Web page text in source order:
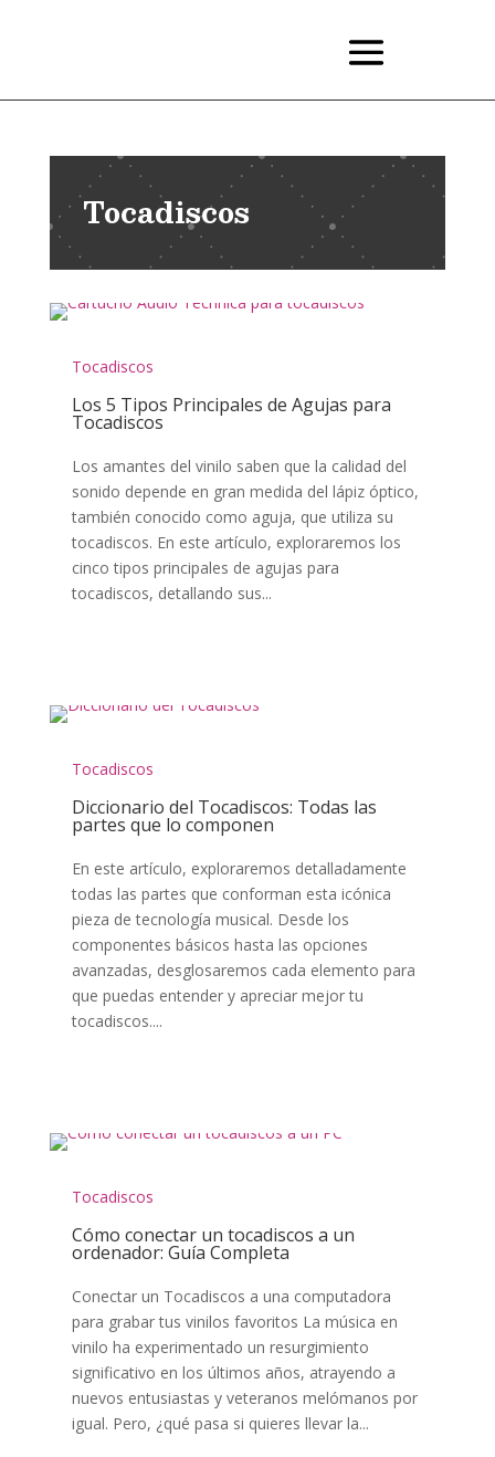
Tocadiscos
Tocadiscos
Los 5 Tipos Principales de Agujas para
Tocadiscos
Los amantes del vinilo saben que la calidad del
sonido depende en gran medida del lápiz óptico,
también conocido como aguja, que utiliza su
tocadiscos. En este artículo, exploraremos los
cinco tipos principales de agujas para
tocadiscos, detallando sus...
Tocadiscos
Diccionario del Tocadiscos: Todas las
partes que lo componen
En este artículo, exploraremos detalladamente
todas las partes que conforman esta icónica
pieza de tecnología musical. Desde los
componentes básicos hasta las opciones
avanzadas, desglosaremos cada elemento para
que puedas entender y apreciar mejor tu
tocadiscos....
Tocadiscos
Cómo conectar un tocadiscos a un
ordenador: Guía Completa
Conectar un Tocadiscos a una computadora
para grabar tus vinilos favoritos La música en
vinilo ha experimentado un resurgimiento
significativo en los últimos años, atrayendo a
nuevos entusiastas y veteranos melómanos por
igual. Pero, ¿qué pasa si quieres llevar la...